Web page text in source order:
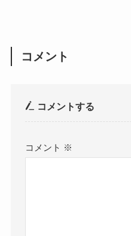
コメント
コメントする
コメント ※